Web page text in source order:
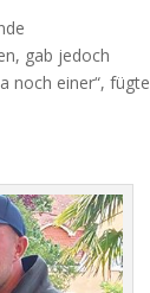
gab jedoch
noch einer“, fügte